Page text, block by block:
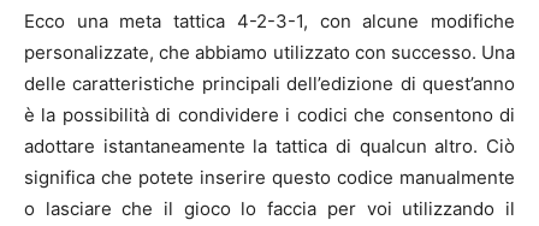
Ecco una meta tattica 4-2-3-1, con alcune modifiche
personalizzate, che abbiamo utilizzato con successo. Una
delle caratteristiche principali dell’edizione di quest’anno
è la possibilità di condividere i codici che consentono di
adottare istantaneamente la tattica di qualcun altro. Ciò
significa che potete inserire questo codice manualmente
o lasciare che il gioco lo faccia per voi utilizzando il